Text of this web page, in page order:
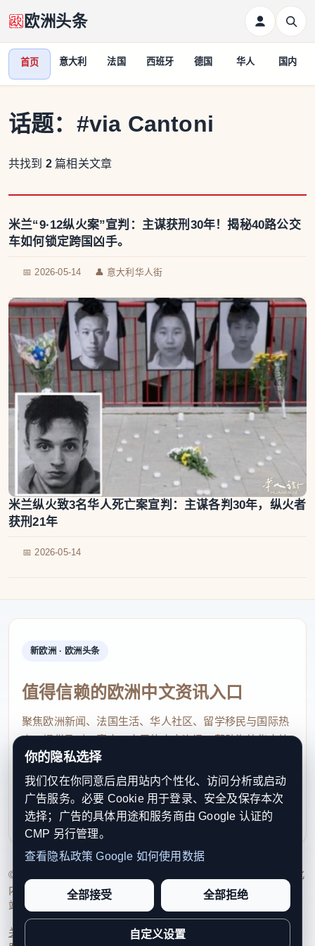
欧洲头条
首页 意大利 法国 西班牙 德国 华人 国内
话题： #via Cantoni
共找到 2 篇相关文章
米兰“9·12纵火案”宣判：主谋获刑30年！揭秘40路公交
车如何锁定跨国凶手。
📅 2026-05-14 👤 意大利华人街
米兰纵火致3名华人死亡案宣判：主谋各判30年，纵火者
获刑21年
📅 2026-05-14
新欧洲 · 欧洲头条
值得信赖的欧洲中文资讯入口
聚焦欧洲新闻、法国生活、华人社区、留学移民与国际热
点，提供及时、真实、实用的中文资讯，帮助海外华人快
速了解欧洲动态。
contact@xinouzhou.com
服务支持、版权与合作：工作日优先处理站务、投稿与权
利通知
© 2026 新欧洲·欧洲头条. All Rights Reserved. 本网站持续优化
内容透明度、联系方式与用户权利说明，以提升品牌信任感和
站点完整度。
关于我们 编辑规范日期归档隐私政策
你的隐私选择
我们仅在你同意后启用站内个性化、访问分析或启动
广告服务。必要 Cookie 用于登录、安全及保存本次
选择；广告的具体用途和服务商由 Google 认证的
CMP 另行管理。
查看隐私政策 Google 如何使用数据
全部接受 全部拒绝
自定义设置